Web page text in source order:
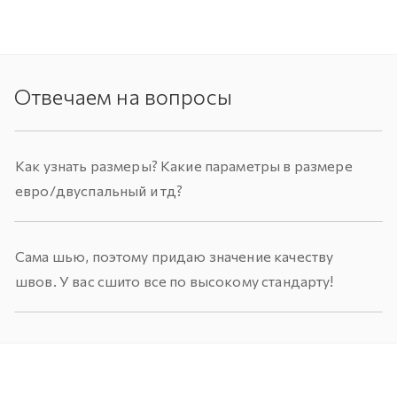
Отвечаем на вопросы
Как узнать размеры? Какие параметры в размере
евро/двуспальный и тд?
Сама шью, поэтому придаю значение качеству
швов. У вас сшито все по высокому стандарту!